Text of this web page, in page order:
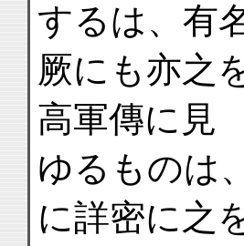
するは、有
厥にも亦之
高軍傳に見
ゆるものは
に詳密に之